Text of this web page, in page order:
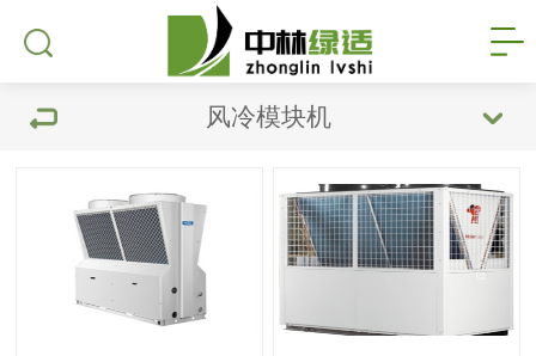
风冷模块机